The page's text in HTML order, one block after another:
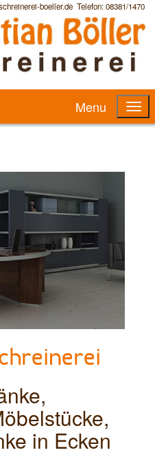
boeller.de Telefon: 08381/1470
Menu
in Ecken